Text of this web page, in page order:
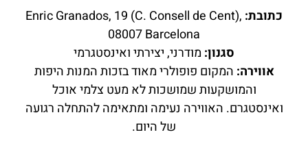
כתובת: Enric Granados, 19 (C. Consell de Cent),
08007 Barcelona
סגנון: מודרני, יצירתי ואינסטגרמי
אווירה: המקום פופולרי מאוד בזכות המנות היפות
והמושקעות שמושכות לא מעט צלמי אוכל
ואינסטגרם. האווירה נעימה ומתאימה להתחלה רגועה
של היום.